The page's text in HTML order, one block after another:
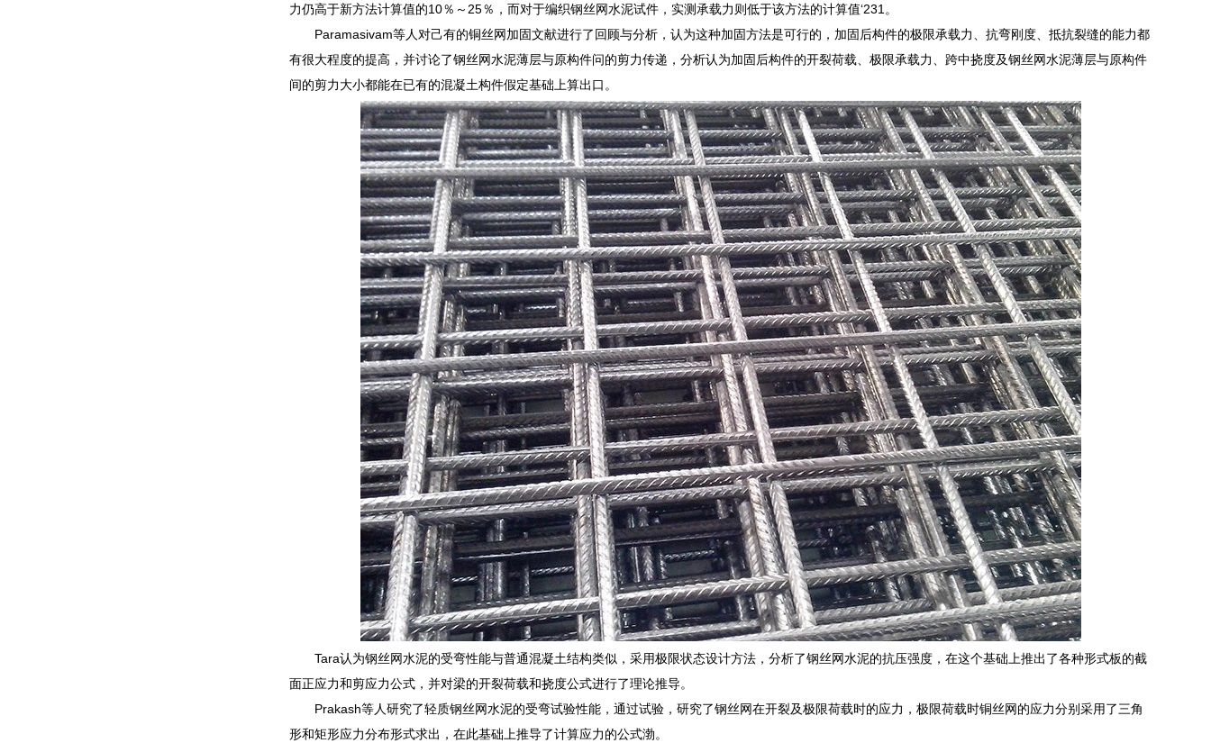
力仍高于新方法计算值的10％～25％，而对于编织钢丝网水泥试件，实测承载力则低于该方法的计算值‘231。
Paramasivam等人对己有的铜丝网加固文献进行了回顾与分析，认为这种加固方法是可行的，加固后构件的极限承载力、抗弯刚度、抵抗裂缝的能力都
有很大程度的提高，并讨论了钢丝网水泥薄层与原构件问的剪力传递，分析认为加固后构件的开裂荷载、极限承载力、跨中挠度及钢丝网水泥薄层与原构件
间的剪力大小都能在已有的混凝土构件假定基础上算出口。
Tara认为钢丝网水泥的受弯性能与普通混凝土结构类似，采用极限状态设计方法，分析了钢丝网水泥的抗压强度，在这个基础上推出了各种形式板的截
面正应力和剪应力公式，并对梁的开裂荷载和挠度公式进行了理论推导。
Prakash等人研究了轻质钢丝网水泥的受弯试验性能，通过试验，研究了钢丝网在开裂及极限荷载时的应力，极限荷载时铜丝网的应力分别采用了三角
形和矩形应力分布形式求出，在此基础上推导了计算应力的公式渤。